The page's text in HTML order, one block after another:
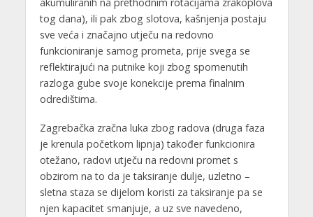
tog dana), ili pak zbog slotova, kašnjenja postaju
sve veća i značajno utječu na redovno
funkcioniranje samog prometa, prije svega se
reflektirajući na putnike koji zbog spomenutih
razloga gube svoje konekcije prema finalnim
odredištima.
Zagrebačka zračna luka zbog radova (druga faza
je krenula početkom lipnja) također funkcionira
otežano, radovi utječu na redovni promet s
obzirom na to da je taksiranje dulje, uzletno –
sletna staza se dijelom koristi za taksiranje pa se
njen kapacitet smanjuje, a uz sve navedeno,